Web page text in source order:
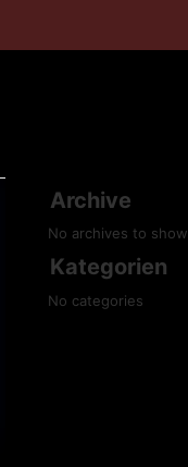
Archive
No archives to show.
Kategorien
No categories